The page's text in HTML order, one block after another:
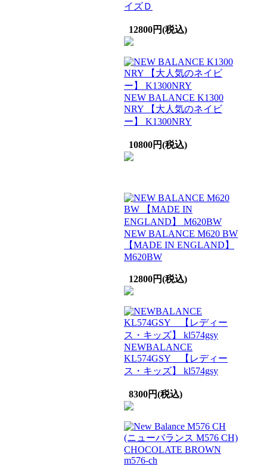
イズＤ
12800円(税込)
NEW BALANCE K1300
NRY 【大人気のネイビ
ー】 K1300NRY
10800円(税込)
NEW BALANCE M620 BW
【MADE IN ENGLAND】
M620BW
12800円(税込)
NEWBALANCE
KL574GSY 【レディー
ス・キッズ】 kl574gsy
8300円(税込)